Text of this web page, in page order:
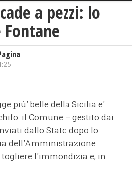
a pezzi: lo
Fontane
più' belle della Sicilia e'
il Comune – gestito dai
dallo Stato dopo lo
dell'Amministrazione
l'immondizia e, in